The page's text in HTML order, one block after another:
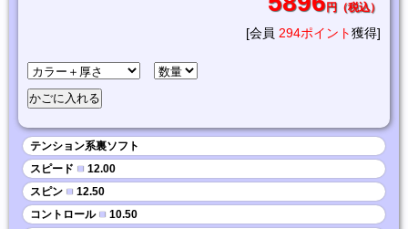
円（税込）
[会員 294ポイント獲得]
テンション系裏ソフト
スピード ■ 12.00
スピン ■ 12.50
コントロール ■ 10.50